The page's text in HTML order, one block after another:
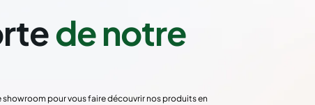
de notre
pour vous faire découvrir nos produits en